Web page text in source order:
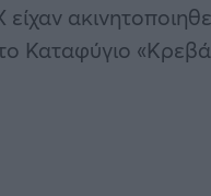
Καταφύγιο